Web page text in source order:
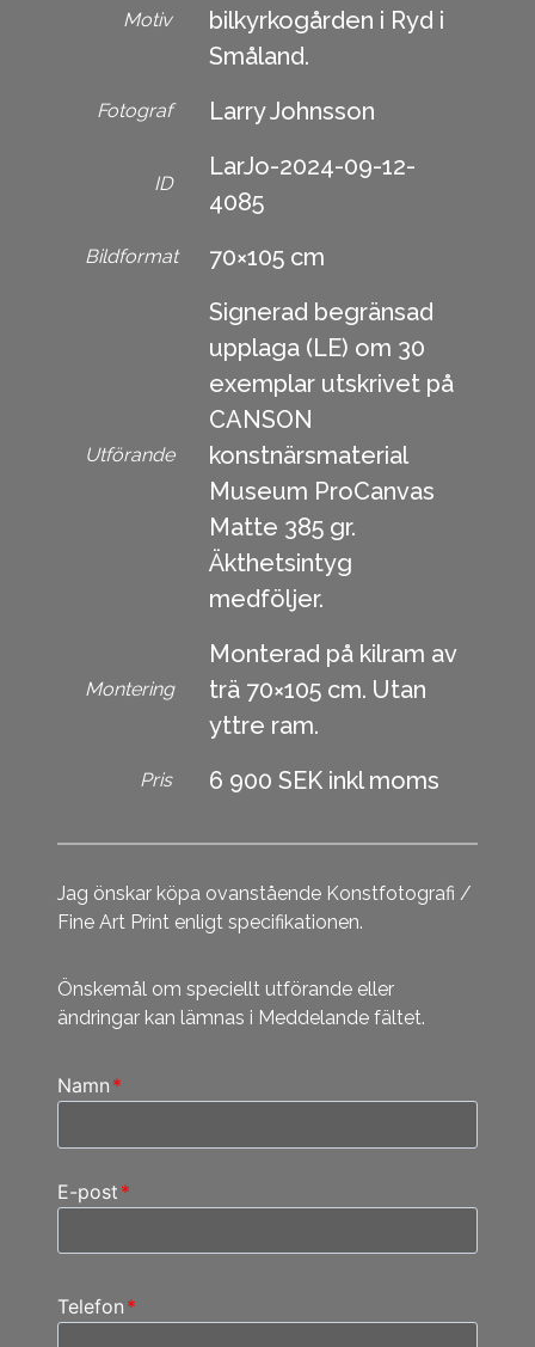
Motiv
bilkyrkogården i Ryd i
Småland.
Fotograf Larry Johnsson
ID
LarJo-2024-09-12-
4085
Bildformat 70×105 cm
Utförande
Signerad begränsad
upplaga (LE) om 30
exemplar utskrivet på
CANSON
konstnärsmaterial
Museum ProCanvas
Matte 385 gr.
Äkthetsintyg
medföljer.
Montering
Monterad på kilram av
trä 70×105 cm. Utan
yttre ram.
Pris 6 900 SEK inkl moms
Jag önskar köpa ovanstående Konstfotografi /
Fine Art Print enligt specifikationen.
Önskemål om speciellt utförande eller
ändringar kan lämnas i Meddelande fältet.
Namn *
E-post *
Telefon *